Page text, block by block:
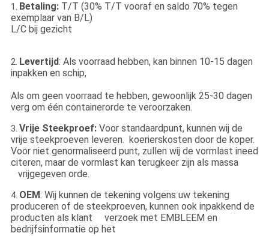
1. Betaling:T/T (30% T/T vooraf en saldo 70% tegen
exemplaar van B/L)
L/C bij gezicht
2. Levertijd: Als voorraad hebben, kan binnen 10-15 dagen
inpakken en schip,
Als om geen voorraad te hebben, gewoonlijk 25-30 dagen
verg om één containerorde te veroorzaken.
3. Vrije Steekproef:Voor standaardpunt, kunnen wij de
vrije steekproeven leveren. koerierskosten door de koper.
Voor niet genormaliseerd punt, zullen wij de vormlast ineed
citeren, maar de vormlast kan terugkeer zijn als massa
vrijgegeven orde.
4. OEM: Wij kunnen de tekening volgens uw tekening
produceren of de steekproeven, kunnen ook inpakkend de
producten als klant verzoek met EMBLEEM en
bedrijfsinformatie op het